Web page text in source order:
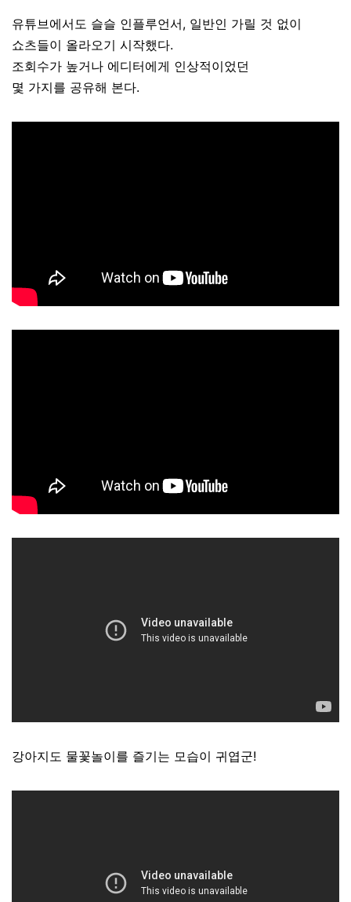
유튜브에서도 슬슬 인플루언서, 일반인 가릴 것 없이
쇼츠들이 올라오기 시작했다.
조회수가 높거나 에디터에게 인상적이었던
몇 가지를 공유해 본다.
강아지도 물꽃놀이를 즐기는 모습이 귀엽군!